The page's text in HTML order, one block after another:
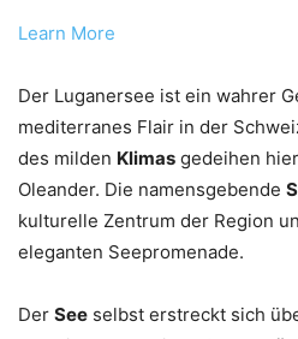
Learn More
Der Luganersee ist ein wahrer
mediterranes Flair in der
des milden Klimas gedeihen
Oleander. Die namensgebende
kulturelle Zentrum der Region
eleganten Seepromenade.
Der See selbst erstreckt sich